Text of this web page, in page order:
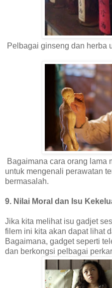
Pelbagai ginseng dan herba
Bagaimana cara orang lama
untuk mengenali perawatan
bermasalah.
9. Nilai Moral dan Isu
Jika kita melihat isu gadjet
filem ini kita akan dapat lihat
Bagaimana, gadget seperti
dan berkongsi pelbagai